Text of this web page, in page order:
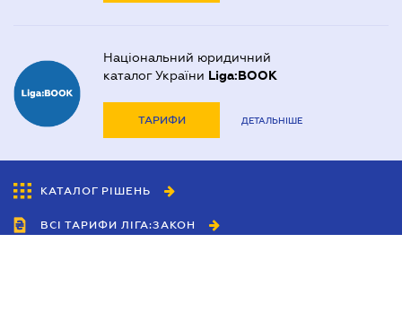
Національний юридичний
каталог України Liga:BOOK
ТАРИФИ ДЕТАЛЬНІШЕ
КАТАЛОГ РІШЕНЬ
ВСІ ТАРИФИ ЛІГА:ЗАКОН